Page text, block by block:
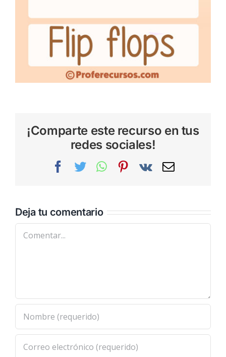
¡Comparte este recurso en tus
redes sociales!
Facebook
TwitterWhatsAppPinterest
Vk
Correo
Deja tu comentario
Comentar